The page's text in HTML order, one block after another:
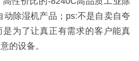
动除湿机产品；ps:不是自卖自夸
是为了让真正有需求的客户能真
的设备。